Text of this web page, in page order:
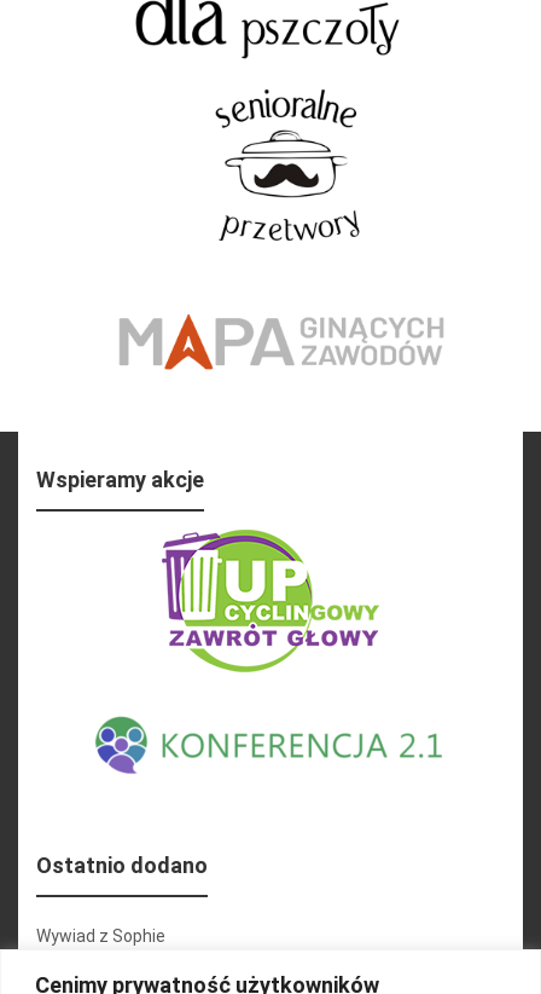
Cenimy prywatność użytkowników
Wspieramy akcje
Ostatnio dodano
Wywiad z Sophie
Konferencja 2.1